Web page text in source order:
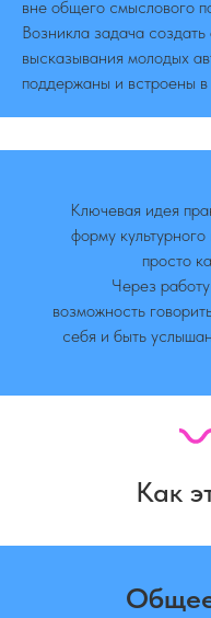
вне общего смыслового
Возникла задача
высказывания молодых
поддержаны и встроены
Ключевая идея
форму
просто
Через
возможность
себя и быть
Как